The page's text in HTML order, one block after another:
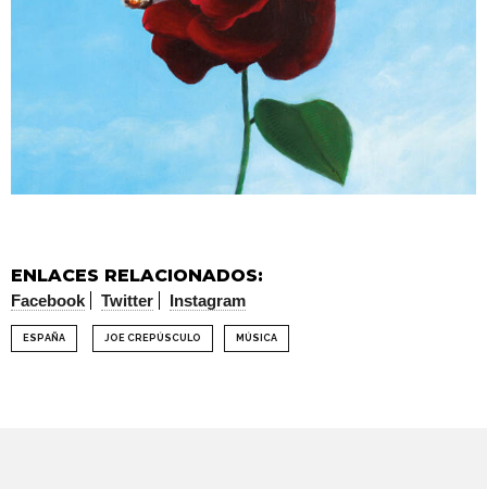
ENLACES RELACIONADOS:
Facebook Twitter Instagram
ESPAÑA JOE CREPÚSCULO MÚSICA